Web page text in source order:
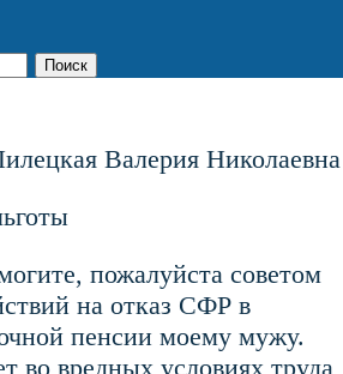
Валерия Николаевна
пожалуйста советом
на отказ СФР в
пенсии моему мужу.
во вредных условиях труда